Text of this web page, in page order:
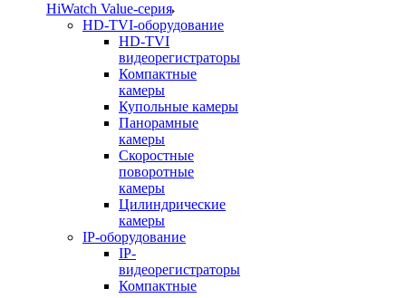
HiWatch Value-серия
HD-TVI-оборудование
HD-TVI
видеорегистраторы
Компактные
камеры
Купольные камеры
Панорамные
камеры
Скоростные
поворотные
камеры
Цилиндрические
камеры
IP-оборудование
IP-
видеорегистраторы
Компактные